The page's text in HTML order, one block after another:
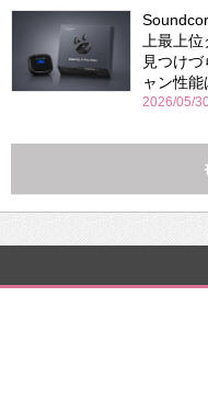
上最上位
見つけ
ャン性
2026/05/